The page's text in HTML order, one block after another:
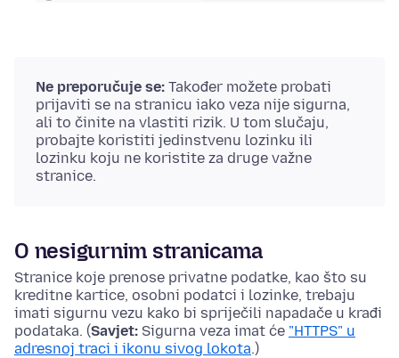
Ne preporučuje se: Također možete probati
prijaviti se na stranicu iako veza nije sigurna,
ali to činite na vlastiti rizik. U tom slučaju,
probajte koristiti jedinstvenu lozinku ili
lozinku koju ne koristite za druge važne
stranice.
O nesigurnim stranicama
Stranice koje prenose privatne podatke, kao što su
kreditne kartice, osobni podatci i lozinke, trebaju
imati sigurnu vezu kako bi spriječili napadače u krađi
podataka. (Savjet: Sigurna veza imat će "HTTPS" u
adresnoj traci i ikonu sivog lokota.)